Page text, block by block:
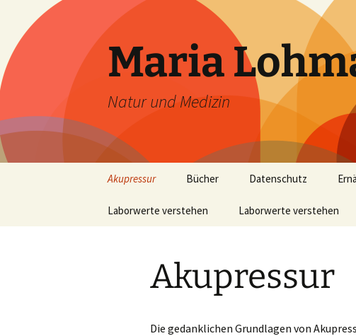
Inhalt
springen
Maria
Natur und Medizin
Akupressur Bücher
Der Basen-Doktor
Einstieg in die
Naturheilpraxis
Schüßler Salze
Datenschutz
Laborwerte verstehen Laborwerte verstehen
Akupressur
Die gedanklichen Grundlagen von